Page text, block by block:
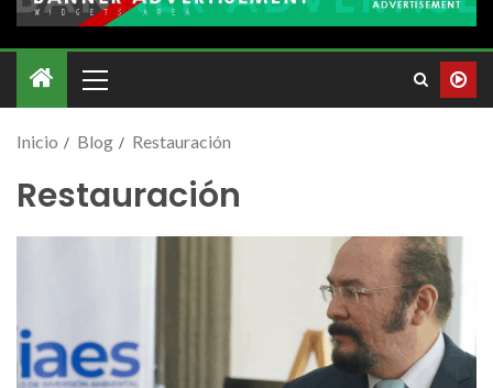
Inicio Blog Restauración
Restauración